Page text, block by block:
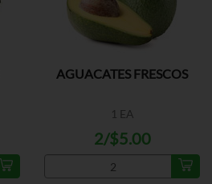
AGUACATES FRESCOS
1 EA
2/$5.00